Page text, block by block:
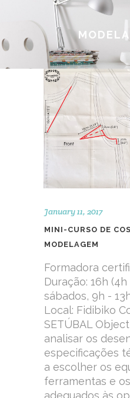
January 11, 2017
MINI-CURSO DE
MODELAGEM
Formadora
Duração: 16h
sábados, 9h -
Local: Fidibiko
SETÚBAL
analisar os
especificações
a escolher os
ferramentas e